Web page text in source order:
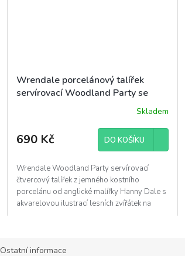
Wrendale porcelánový talířek
servírovací Woodland Party se
Skladem
690 Kč DO KOŠÍKU
Wrendale Woodland Party servírovací
čtvercový talířek z jemného kostního
porcelánu od anglické malířky Hanny Dale s
akvarelovou ilustrací lesních zvířátek na
Ostatní informace